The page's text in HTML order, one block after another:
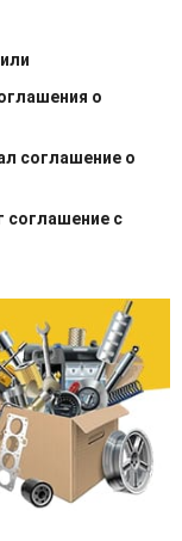
о
соглашение о
соглашение с